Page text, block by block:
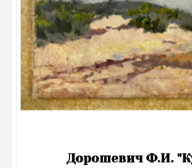
Дорошевич Ф.И.